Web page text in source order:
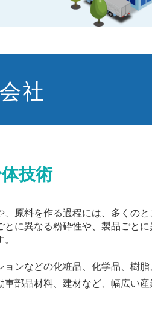
社
技術
原料を作る過程には、多くの
に異なる粉砕性や、製品ごと
ンなどの化粧品、化学品、樹
部品材料、建材など、幅広い